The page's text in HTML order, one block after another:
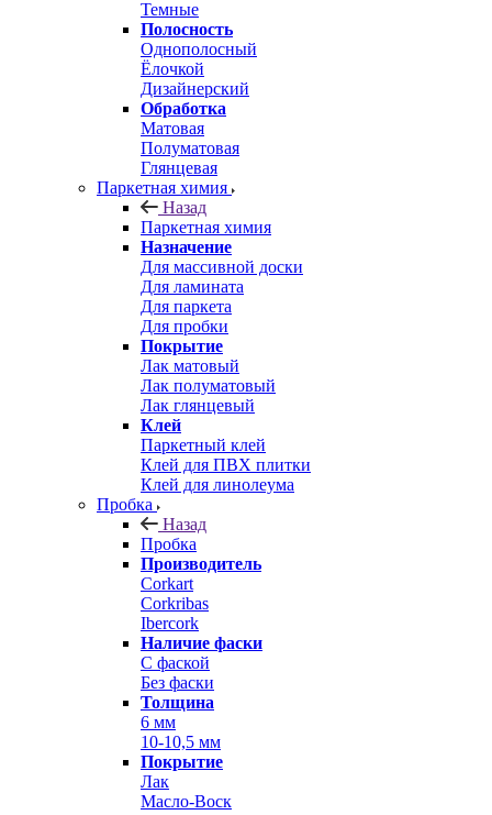
Темные
Полосность
Однополосный
Ёлочкой
Дизайнерский
Обработка
Матовая
Полуматовая
Глянцевая
Паркетная химия
Назад
Паркетная химия
Назначение
Для массивной доски
Для ламината
Для паркета
Для пробки
Покрытие
Лак матовый
Лак полуматовый
Лак глянцевый
Клей
Паркетный клей
Клей для ПВХ плитки
Клей для линолеума
Пробка
Назад
Пробка
Производитель
Corkart
Corkribas
Ibercork
Наличие фаски
С фаской
Без фаски
Толщина
6 мм
10-10,5 мм
Покрытие
Лак
Масло-Воск